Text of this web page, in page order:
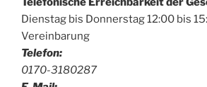
Dienstag bis Donnerstag 12:00 bis
Vereinbarung
Telefon:
0170-3180287